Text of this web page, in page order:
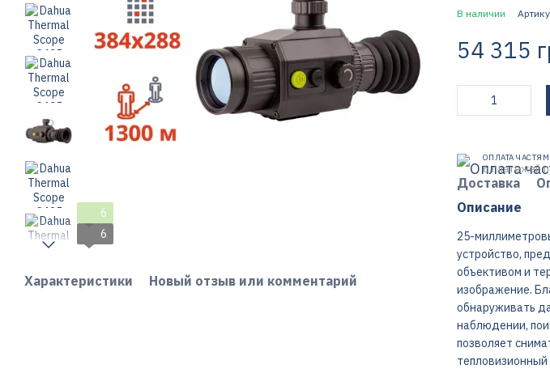
6
6
Характеристики Новый отзыв или комментарий
В наличии
54 315
ОПЛАТА
6 платежей
Доставка
Описание
25-
устройство,
объективом и
изображение.
обнаруживать
наблюдении,
позволяет